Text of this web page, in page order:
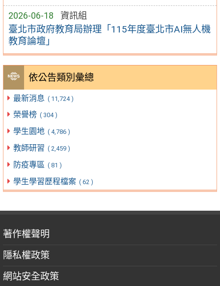
2026-06-18 資訊組
臺北市政府教育局辦理「115年度臺北市AI無人機
教育論壇」
依公告類別彙總
最新消息 ( 11,724 )
榮譽榜 ( 304 )
學生園地 ( 4,786 )
教師研習 ( 2,459 )
防疫專區 ( 81 )
學生學習歷程檔案 ( 62 )
著作權聲明
隱私權政策
網站安全政策